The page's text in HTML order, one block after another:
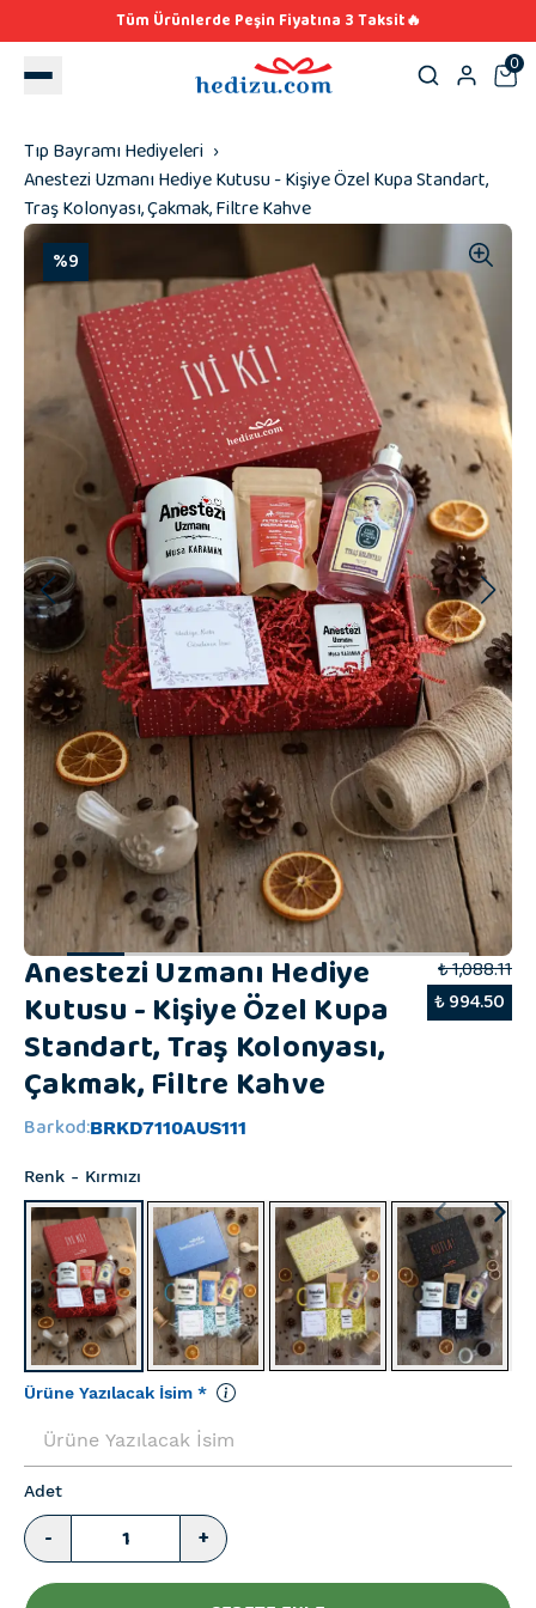
Tüm Ürünlerde Peşin Fiyatına 3 Taksit🔥
0
Tıp Bayramı Hediyeleri
Anestezi Uzmanı Hediye Kutusu - Kişiye Özel Kupa Standart,
Traş Kolonyası, Çakmak, Filtre Kahve
%9
Anestezi Uzmanı Hediye
Kutusu - Kişiye Özel Kupa
Standart, Traş Kolonyası,
Çakmak, Filtre Kahve
₺ 1,088.11
₺ 994.50
Barkod:BRKD7110AUS111
Renk - Kırmızı
Ürüne Yazılacak İsim *
Adet
- +